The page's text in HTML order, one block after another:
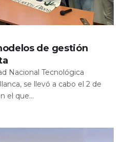
de gestión
Nacional Tecnológica
se llevó a cabo el 2 de
el que...